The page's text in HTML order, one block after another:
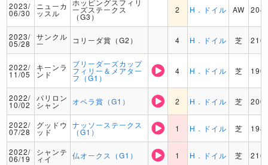
2023/
06/30
ニューカ
ッスル
ホッピングスフィリ
ーズステークス
（G3）
2 H．ドイル AW
2023/
05/28
サンクル
ー コリーダ賞（G2） 4 H．ドイル 芝
2022/
11/05
キーンラ
ンド
ブリーダーズカップ
フィリー＆メアター
フ（G1）
4 H．ドイル 芝
2022/
10/02
パリロン
シャン オペラ賞（G1） 2 H．ドイル 芝
2022/
07/28
グッドウ
ッド
ナッソーステークス
（G1） 1 H．ドイル 芝
2022/
06/19
シャンテ
ィイ 仏オークス（G1） 1 H．ドイル 芝